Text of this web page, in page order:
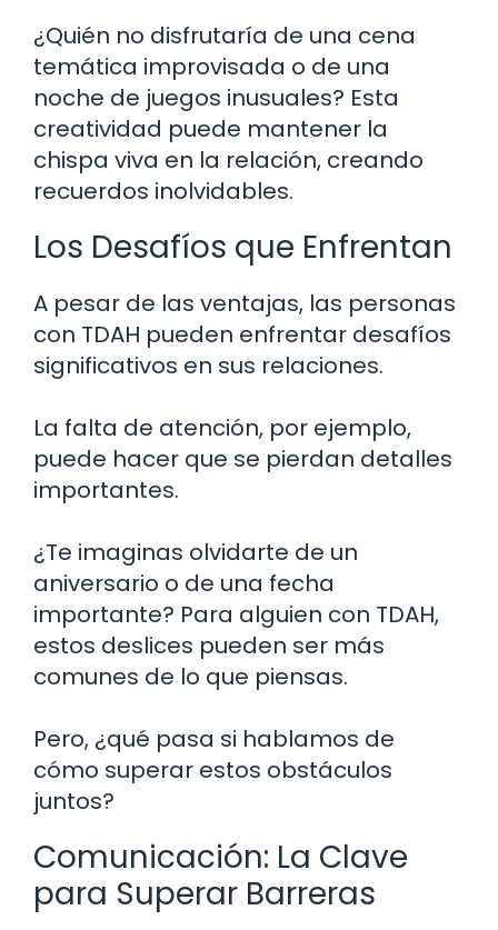
¿Quién no disfrutaría de una cena
temática improvisada o de una
noche de juegos inusuales? Esta
creatividad puede mantener la
chispa viva en la relación, creando
recuerdos inolvidables.
Los Desafíos que Enfrentan
A pesar de las ventajas, las personas
con TDAH pueden enfrentar desafíos
significativos en sus relaciones.
La falta de atención, por ejemplo,
puede hacer que se pierdan detalles
importantes.
¿Te imaginas olvidarte de un
aniversario o de una fecha
importante? Para alguien con TDAH,
estos deslices pueden ser más
comunes de lo que piensas.
Pero, ¿qué pasa si hablamos de
cómo superar estos obstáculos
juntos?
Comunicación: La Clave
para Superar Barreras